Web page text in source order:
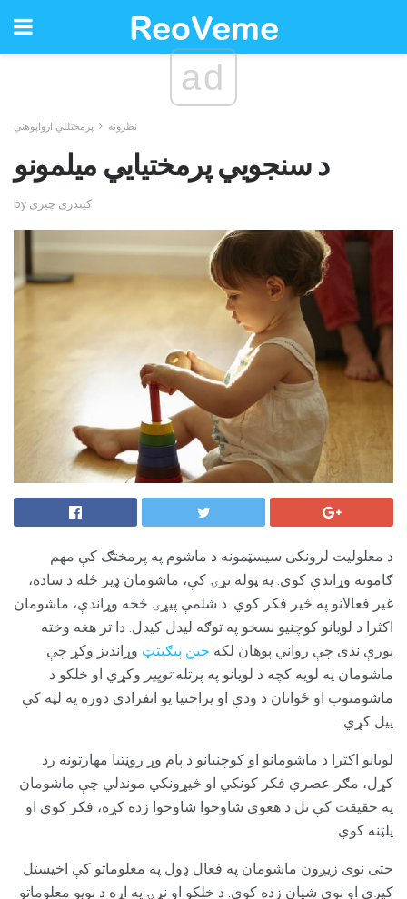
ad
نظرونه پرمختللي ارواپوهنې
د سنجویي پرمختیایي میلمونو
by کیندری چیری
د معلولیت لرونکی سیسټمونه د ماشوم په پرمختګ کې مهم
ګامونه وړاندې کوي. په ټوله نړۍ کې، ماشومان ډیر ځله د ساده،
غیر فعالانو په څیر فکر کوي. د شلمې پیړۍ څخه وړاندې، ماشومان
اکثرا د لویانو کوچنیو نسخو په توګه لیدل کیدل. دا تر هغه وخته
پورې ندی چې رواني پوهان لکه جین پیګیتټ وړاندیز وکړ چې
ماشومان په لویه کچه د لویانو په پرتلهتوپیر وکړي او خلکو د
ماشومتوب او ځوانان د ودې او پراختیا یو انفرادي دوره په لټه کې
پیل کړي.
لویانو اکثرا د ماشومانو او کوچنيانو د پام وړ روڼتیا مهارتونه رد
کړل، مګر عصري فکر کونکي او څیړونکي موندلي چې ماشومان
په حقیقت کې تل د هغوی شاوخوا شاوخوا زده کړه، فکر کوي او
پلټنه کوي.
حتی نوی زیږون ماشومان په فعال ډول په معلوماتو کې اخیستل
کیږي او نوي شیان زده کوي. د خلکو او نړۍ په اړه د نویو معلوماتو